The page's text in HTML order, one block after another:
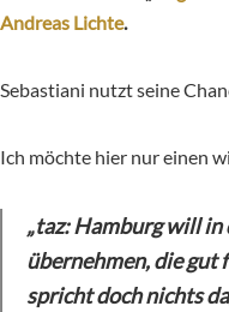
Andreas Lichte.
Sebastiani nutzt seine
Ich möchte hier nur einen
„taz: Hamburg will in
übernehmen, die gut
spricht doch nichts